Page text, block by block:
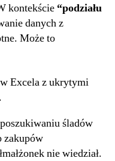
kontekście “podziału
danych z
Może to
Excela z ukrytymi
śladów
zakupów
nie wiedział.